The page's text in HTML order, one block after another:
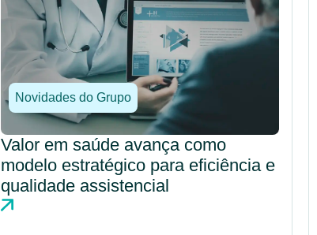
Novidades do Grupo
DRG fortalece gestão hospitalar
com análise estruturada e maior
previsibilidade